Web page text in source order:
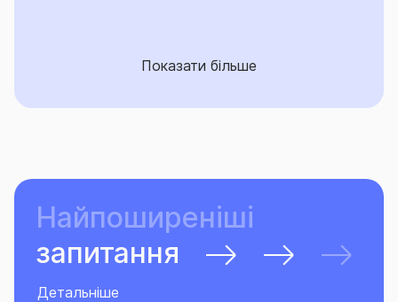
Показати більше
Найпоширеніші
запитання
Детальніше